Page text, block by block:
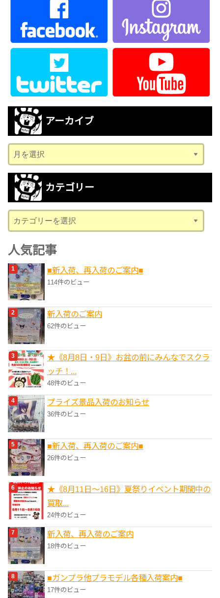
アーカイブ
ー
カ
ブ
カテゴリー
テ
ゴ
リ
ー
人気記事
■新入荷、再入荷のご案内■
114件のビュー
新入荷のご案内
62件のビュー
★《8月8日・9日》お盆の前にみんなでスクラ
ッチ！...
48件のビュー
プライズ景品入荷のお知らせ
36件のビュー
■新入荷、再入荷のご案内■
26件のビュー
★《8月11日～16日》夏祭りイベント期間中の
買取...
24件のビュー
新入荷、再入荷のご案内
18件のビュー
■ガンプラ他プラモデル各種入荷案内■
17件のビュー